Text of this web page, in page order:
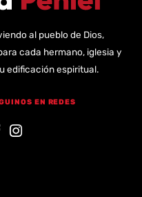
al pueblo de Dios,
cada hermano, iglesia y
edificación espiritual.
EN REDES